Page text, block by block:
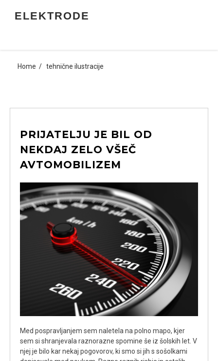
ELEKTRODE
Home tehnične ilustracije
PRIJATELJU JE BIL OD
NEKDAJ ZELO VŠEČ
AVTOMOBILIZEM
Med pospravljanjem sem naletela na polno mapo, kjer
sem si shranjevala raznorazne spomine še iz šolskih let. V
njej je bilo kar nekaj pogovorov, ki smo si jih s sošolkami